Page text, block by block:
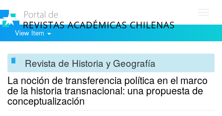
View Item
Revista de Historia y Geografía
La noción de transferencia polí­tica en el marco
de la historia transnacional: una propuesta de
conceptualización